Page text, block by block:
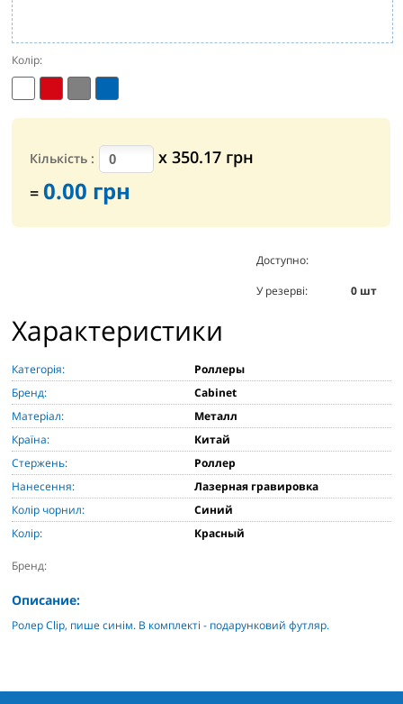
Колір:
Кількість : х350.17 грн
=0.00 грн
Доступно:
У резерві:
0шт
Характеристики
Категорія:
Роллеры
Бренд:
Cabinet
Матеріал:
Металл
Країна:
Китай
Стержень:
Роллер
Нанесення:
Лазерная гравировка
Колір чорнил:
Синий
Колір:
Красный
Бренд:
Описание:
Ролер Clip, пише синім. В комплекті - подарунковий футляр.